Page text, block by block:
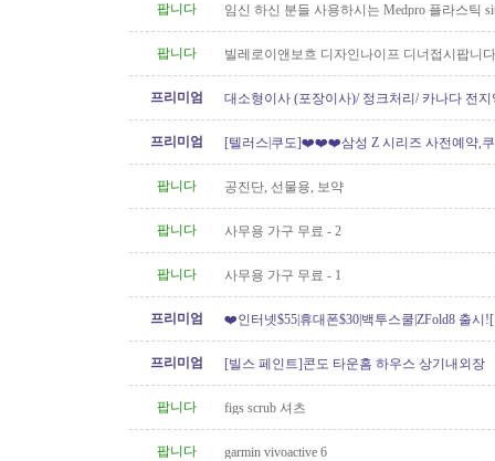
팝니다
임신 하신 분들 사용하시는 Medpro 플라스틱
팝니다
빌레로이앤보흐 디자인나이프 디너접시팝니
프리미엄
대소형이사 (포장이사)/ 정크처리/ 카나다 전
프리미엄
[텔러스|쿠도]❤️❤️❤️삼성 Z 시리즈 사전예약,쿠
팝니다
공진단, 선물용, 보약
팝니다 사무용 가구 무료 - 2
팝니다 사무용 가구 무료 - 1
프리미엄
❤️인터넷$55|휴대폰$30|백투스쿨|ZFold8 출시
프리미엄
[빌스 페인트]콘도 타운홈 하우스 상기내외장
팝니다 figs scrub 셔츠
팝니다 garmin vivoactive 6